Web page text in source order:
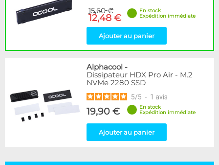
15,60 €
12,48 €
En stock
Expédition immédiate
Ajouter au panier
Alphacool -
Dissipateur HDX Pro Air - M.2
NVMe 2280 SSD
5/5 - 1 avis
19,90 €
En stock
Expédition immédiate
Ajouter au panier